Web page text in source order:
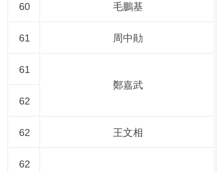
60 毛鵬基
61 周中勛
61
鄭嘉武
62
62 王文相
62